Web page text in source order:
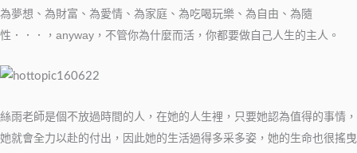
為夢想、為財富、為愛情、為家庭、為吃喝玩樂、為自由、為隨
性．．．，anyway，不管你為什麼而活，你都要做自己人生的主人。
絲雨老師是個不放過時間的人，在她的人生裡，只要她認為值得的事情，
她就會全力以赴的付出，因此她的生活過得多采多姿，她的生命也很搖曳